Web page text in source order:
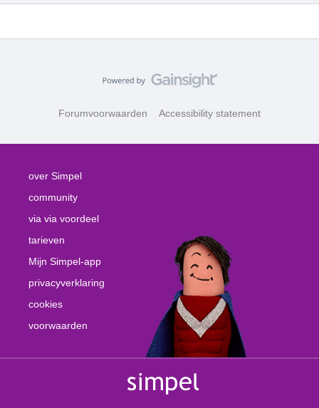
Forumvoorwaarden Accessibility statement
over Simpel
community
via via voordeel
tarieven
Mijn Simpel-app
privacyverklaring
cookies
voorwaarden